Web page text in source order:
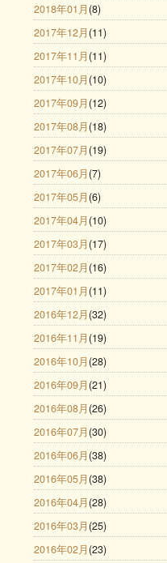
2018年01月 (8)
2017年12月 (11)
2017年11月 (11)
2017年10月 (10)
2017年09月 (12)
2017年08月 (18)
2017年07月 (19)
2017年06月 (7)
2017年05月 (6)
2017年04月 (10)
2017年03月 (17)
2017年02月 (16)
2017年01月 (11)
2016年12月 (32)
2016年11月 (19)
2016年10月 (28)
2016年09月 (21)
2016年08月 (26)
2016年07月 (30)
2016年06月 (38)
2016年05月 (38)
2016年04月 (28)
2016年03月 (25)
2016年02月 (23)